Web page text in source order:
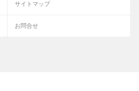
サイトマップ
お問合せ